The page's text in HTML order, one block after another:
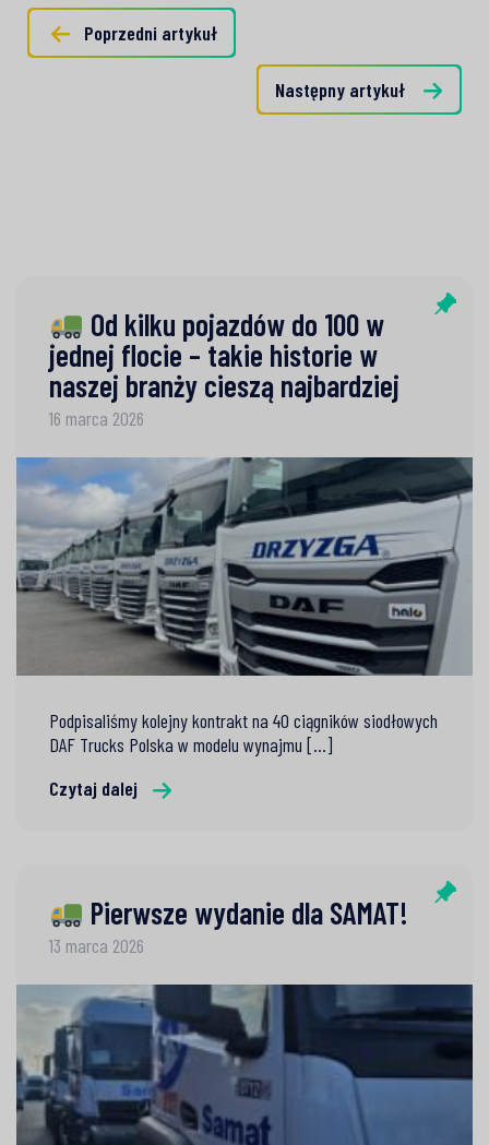
Poprzedni artykuł
Następny artykuł
Od kilku pojazdów do 100 w
jednej flocie – takie historie w
naszej branży cieszą najbardziej
16 marca 2026
Podpisaliśmy kolejny kontrakt na 40 ciągników siodłowych
DAF Trucks Polska w modelu wynajmu [...]
Czytaj dalej
Pierwsze wydanie dla SAMAT!
13 marca 2026